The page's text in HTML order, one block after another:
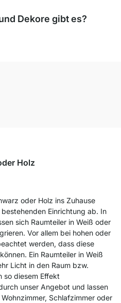
Dekore gibt es?
Holz
oder Holz ins Zuhause
Einrichtung ab. In
sich Raumteiler in Weiß oder
Vor allem bei hohen oder
werden, dass diese
Ein Raumteiler in Weiß
Licht in den Raum bzw.
so diesem Effekt
unser Angebot und lassen
Schlafzimmer oder